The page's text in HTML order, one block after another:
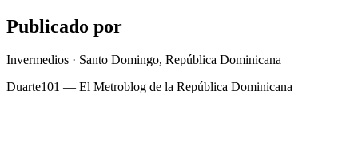
Publicado por
Invermedios · Santo Domingo, República Dominicana
Duarte101 — El Metroblog de la República Dominicana